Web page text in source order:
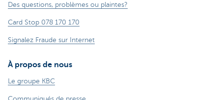
Des questions, problèmes ou plaintes?
Card Stop 078 170 170
Signalez Fraude sur Internet
À propos de nous
Le groupe KBC